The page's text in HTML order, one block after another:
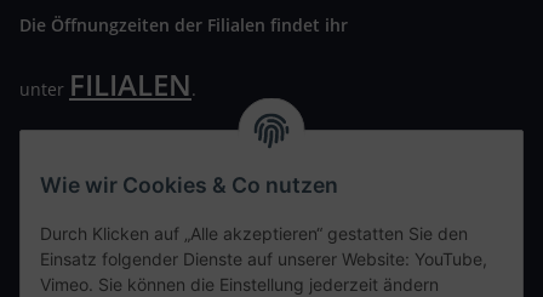
Die Öffnungzeiten der Filialen findet ihr
unter FILIALEN.
Wir freuen uns auf Euren Besuch. Bitte beachtet die
Kontaktdaten
Wie wir Cookies & Co nutzen
Durch Klicken auf „Alle akzeptieren“ gestatten Sie den
Einsatz folgender Dienste auf unserer Website: YouTube,
Vimeo. Sie können die Einstellung jederzeit ändern